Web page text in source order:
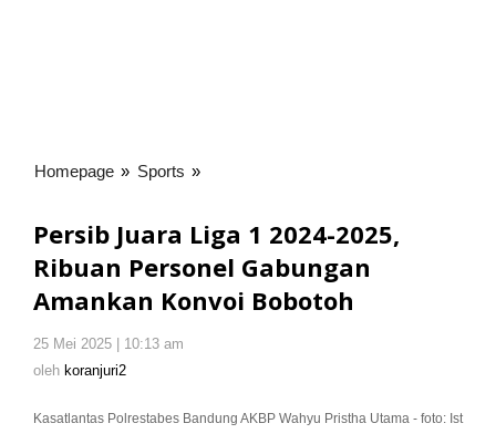
Homepage » Sports »
1
2024-
2025,
Konvoi
Persib Juara Liga 1 2024-2025,
Ribuan Personel Gabungan
Amankan Konvoi Bobotoh
25 Mei 2025 | 10:13 am
oleh koranjuri2
Kasatlantas Polrestabes Bandung AKBP Wahyu Pristha Utama - foto: Ist